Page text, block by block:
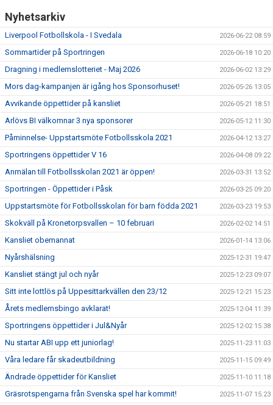
Nyhetsarkiv
Liverpool Fotbollskola - I Svedala 2026-06-22 08:59
Sommartider på Sportringen 2026-06-18 10:20
Dragning i medlemslotteriet - Maj 2026 2026-06-02 13:29
Mors dag-kampanjen är igång hos Sponsorhuset! 2026-05-26 13:05
Avvikande öppettider på kansliet 2026-05-21 18:51
Arlövs BI välkomnar 3 nya sponsorer 2026-05-12 11:30
Påminnelse- Uppstartsmöte Fotbollsskola 2021 2026-04-12 13:27
Sportringens öppettider V 16 2026-04-08 09:22
Anmälan till Fotbollsskolan 2021 är öppen! 2026-03-31 13:52
Sportringen - Öppettider i Påsk 2026-03-25 09:20
Uppstartsmöte för Fotbollsskolan för barn födda 2021 2026-03-23 19:53
Skokväll på Kronetorpsvallen – 10 februari 2026-02-02 14:51
Kansliet obemannat 2026-01-14 13:06
Nyårshälsning 2025-12-31 19:47
Kansliet stängt jul och nyår 2025-12-23 09:07
Sitt inte lottlös på Uppesittarkvällen den 23/12 2025-12-21 15:23
Årets medlemsbingo avklarat! 2025-12-04 11:39
Sportringens öppettider i Jul&Nyår 2025-12-02 15:38
Nu startar ABI upp ett juniorlag! 2025-11-23 11:03
Våra ledare får skadeutbildning 2025-11-15 09:49
Ändrade öppettider för Kansliet 2025-11-10 11:18
Gräsrotspengarna från Svenska spel har kommit! 2025-11-07 15:23